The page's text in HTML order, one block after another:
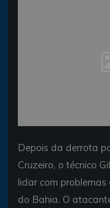
Depois da derrota
Cruzeiro, o técnico
lidar com problemas
do Bahia. O